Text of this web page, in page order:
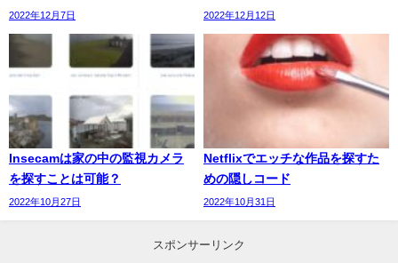
2022年12月7日 2022年12月12日
Insecamは家の中の監視カメラ
を探すことは可能？
2022年10月27日
Netflixでエッチな作品を探すた
めの隠しコード
2022年10月31日
スポンサーリンク